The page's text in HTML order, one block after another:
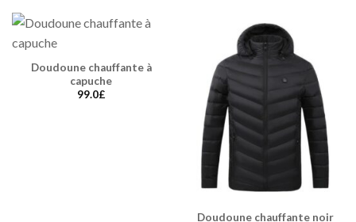
Doudoune chauffante à
capuche
99.0£
Doudoune chauffante noir